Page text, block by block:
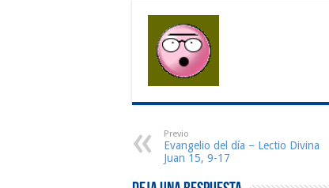
Previo
Evangelio del día – Lectio Divina
Juan 15, 9-17